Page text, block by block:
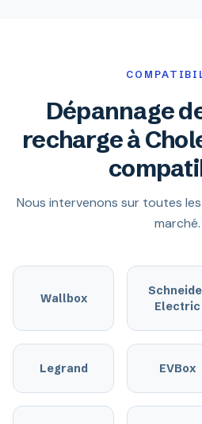
Dépannage
recharge à
Nous intervenons sur toutes
marché.
Wallbox
Electric
Legrand EVBox